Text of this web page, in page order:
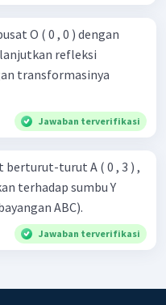
O ( 0 , 0 ) dengan
refleksi
transformasinya
Jawaban terverifikasi
berturut-turut A ( 0 , 3 ) ,
terhadap sumbu Y
(bayangan ABC).
Jawaban terverifikasi